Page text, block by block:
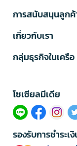
การสนับสนุนลูกค้
เกี่ยวกับเรา
กลุ่มธุรกิจในเครือ
โซเซียลมีเดีย​
รองรับการชำระเ